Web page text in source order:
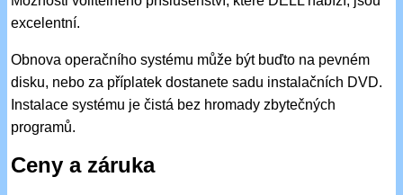
excelentní.
Obnova operačního systému může být buďto na pevném
disku, nebo za příplatek dostanete sadu instalačních DVD.
Instalace systému je čistá bez hromady zbytečných
programů.
Ceny a záruka